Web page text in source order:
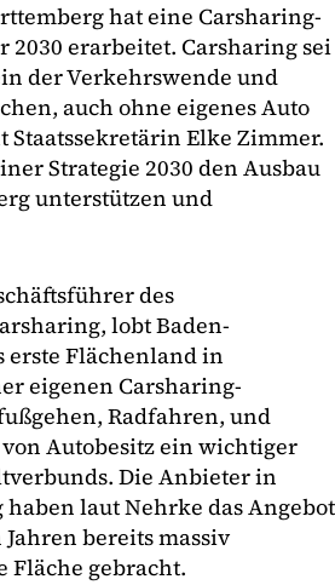
hat eine Carsharing-
2030 erarbeitet. Carsharing sei
der Verkehrswende und
auch ohne eigenes Auto
Staatssekretärin Elke Zimmer.
Strategie 2030 den Ausbau
unterstützen und
des
lobt Baden-
erste Flächenland in
eigenen Carsharing-
Radfahren, und
von Autobesitz ein wichtiger
Die Anbieter in
laut Nehrke das Angebot
bereits massiv
Fläche gebracht.